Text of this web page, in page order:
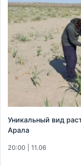
Уникальный вид
Арала
20:00 | 11.06